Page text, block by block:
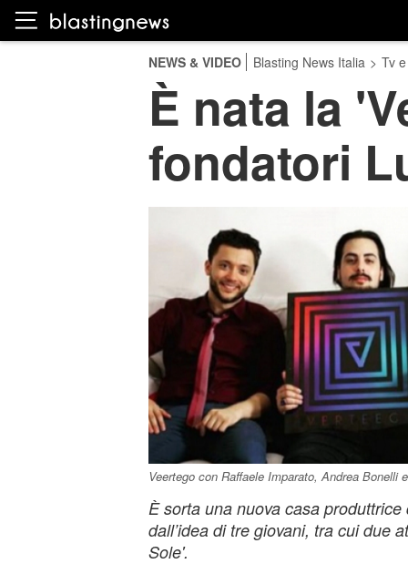
NEWS & VIDEO Blasting News Italia > Tv
È nata la
fondatori
Veertego con Raffaele Imparato, Andrea Bonelli
È sorta una nuova casa
dall’idea di tre giovani, tra cui due
Sole'.